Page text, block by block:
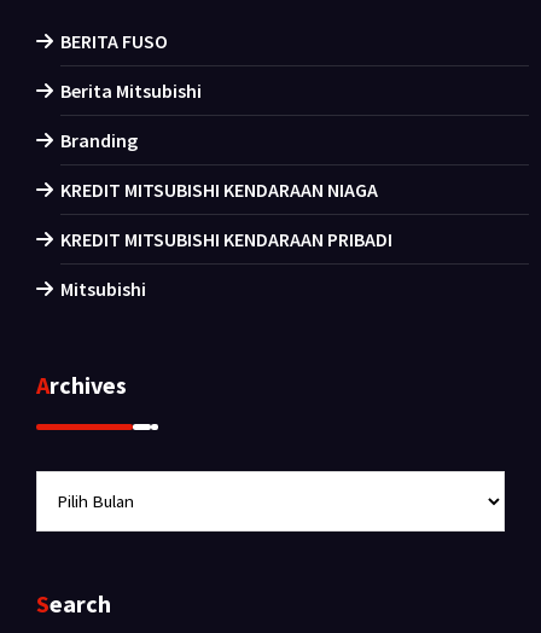
BERITA FUSO
Berita Mitsubishi
Branding
KREDIT MITSUBISHI KENDARAAN NIAGA
KREDIT MITSUBISHI KENDARAAN PRIBADI
Mitsubishi
Archives
Search